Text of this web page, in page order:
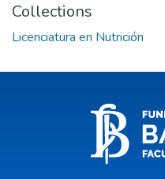
Collections
Licenciatura en Nutrición